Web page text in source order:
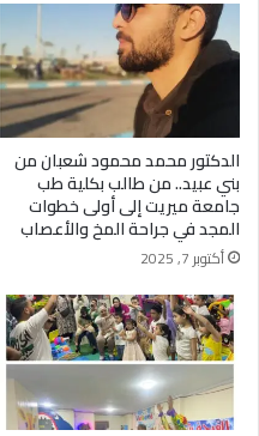
الدكتور محمد محمود شعبان من
بني عبيد.. من طالب بكلية طب
جامعة ميريت إلى أولى خطوات
المجد في جراحة المخ والأعصاب
أكتوبر 7, 2025